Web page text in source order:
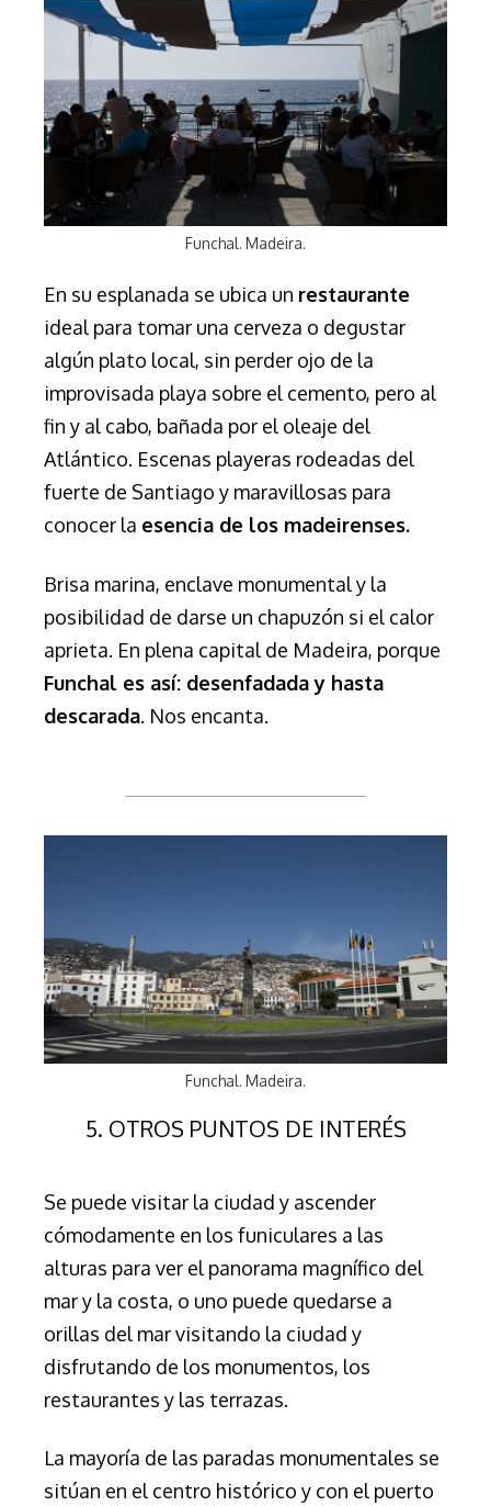
Funchal. Madeira.
En su esplanada se ubica un restaurante
ideal para tomar una cerveza o degustar
algún plato local, sin perder ojo de la
improvisada playa sobre el cemento, pero al
fin y al cabo, bañada por el oleaje del
Atlántico. Escenas playeras rodeadas del
fuerte de Santiago y maravillosas para
conocer la esencia de los madeirenses.
Brisa marina, enclave monumental y la
posibilidad de darse un chapuzón si el calor
aprieta. En plena capital de Madeira, porque
Funchal es así: desenfadada y hasta
descarada. Nos encanta.
Funchal. Madeira.
5. OTROS PUNTOS DE INTERÉS
Se puede visitar la ciudad y ascender
cómodamente en los funiculares a las
alturas para ver el panorama magnífico del
mar y la costa, o uno puede quedarse a
orillas del mar visitando la ciudad y
disfrutando de los monumentos, los
restaurantes y las terrazas.
La mayoría de las paradas monumentales se
sitúan en el centro histórico y con el puerto